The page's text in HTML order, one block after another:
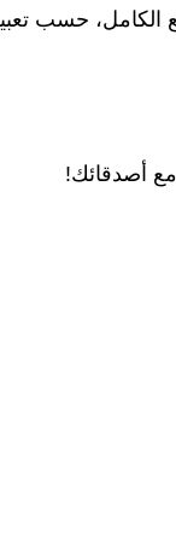
الكامل، حسب
أصدقائك!